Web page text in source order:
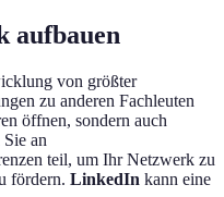
aufbauen
von größter
zu anderen Fachleuten
öffnen, sondern auch
an
teil, um Ihr Netzwerk zu
fördern. LinkedIn kann eine